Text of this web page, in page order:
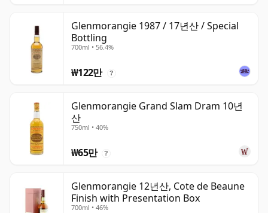
Glenmorangie 1987 / 17년산 / Special
Bottling
700ml • 56.4%
₩122만 ?
Glenmorangie Grand Slam Dram 10년
산
750ml • 40%
₩65만 ?
Glenmorangie 12년산, Cote de Beaune
Finish with Presentation Box
700ml • 46%